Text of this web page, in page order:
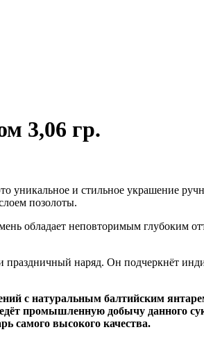
3,06 гр.
и стильное украшение
позолоты.
обладает неповторимым глубоким
наряд. Он подчеркнёт
с натуральным балтийским
промышленную добычу данного
самого высокого качества.